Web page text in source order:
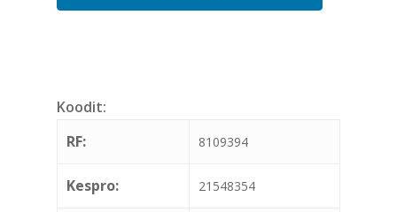
Koodit:
RF:
8109394
Kespro: 21548354